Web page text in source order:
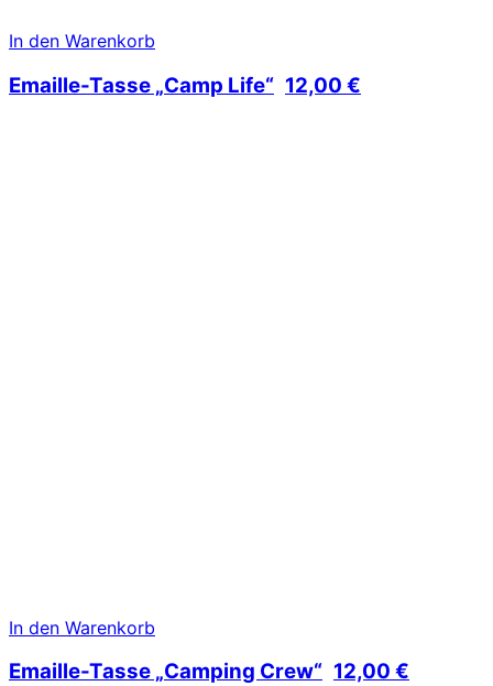
In den Warenkorb
Emaille-Tasse „Camp Life“ 12,00 €
In den Warenkorb
Emaille-Tasse „Camping Crew“ 12,00 €